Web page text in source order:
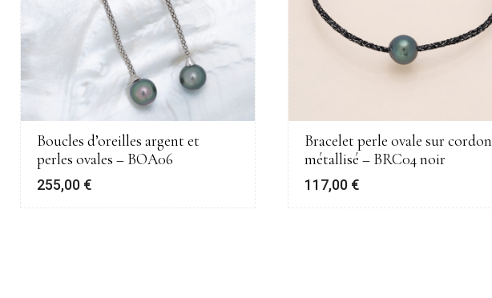
Boucles d’oreilles argent et
perles ovales – BOA06
255,00 €
Bracelet perle ovale sur cordon
métallisé – BRC04 noir
117,00 €